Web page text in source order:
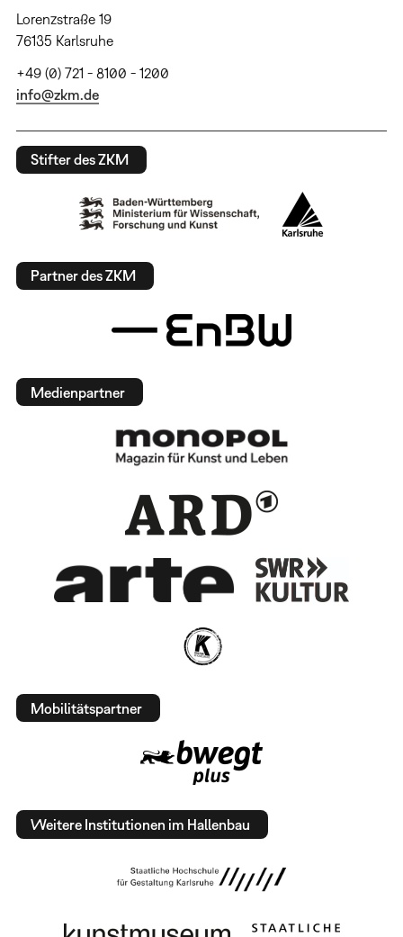
Lorenzstraße 19
76135 Karlsruhe
+49 (0) 721 - 8100 - 1200
info@zkm.de
Stifter des ZKM
Partner des ZKM
Medienpartner
Mobilitätspartner
Weitere Institutionen im Hallenbau